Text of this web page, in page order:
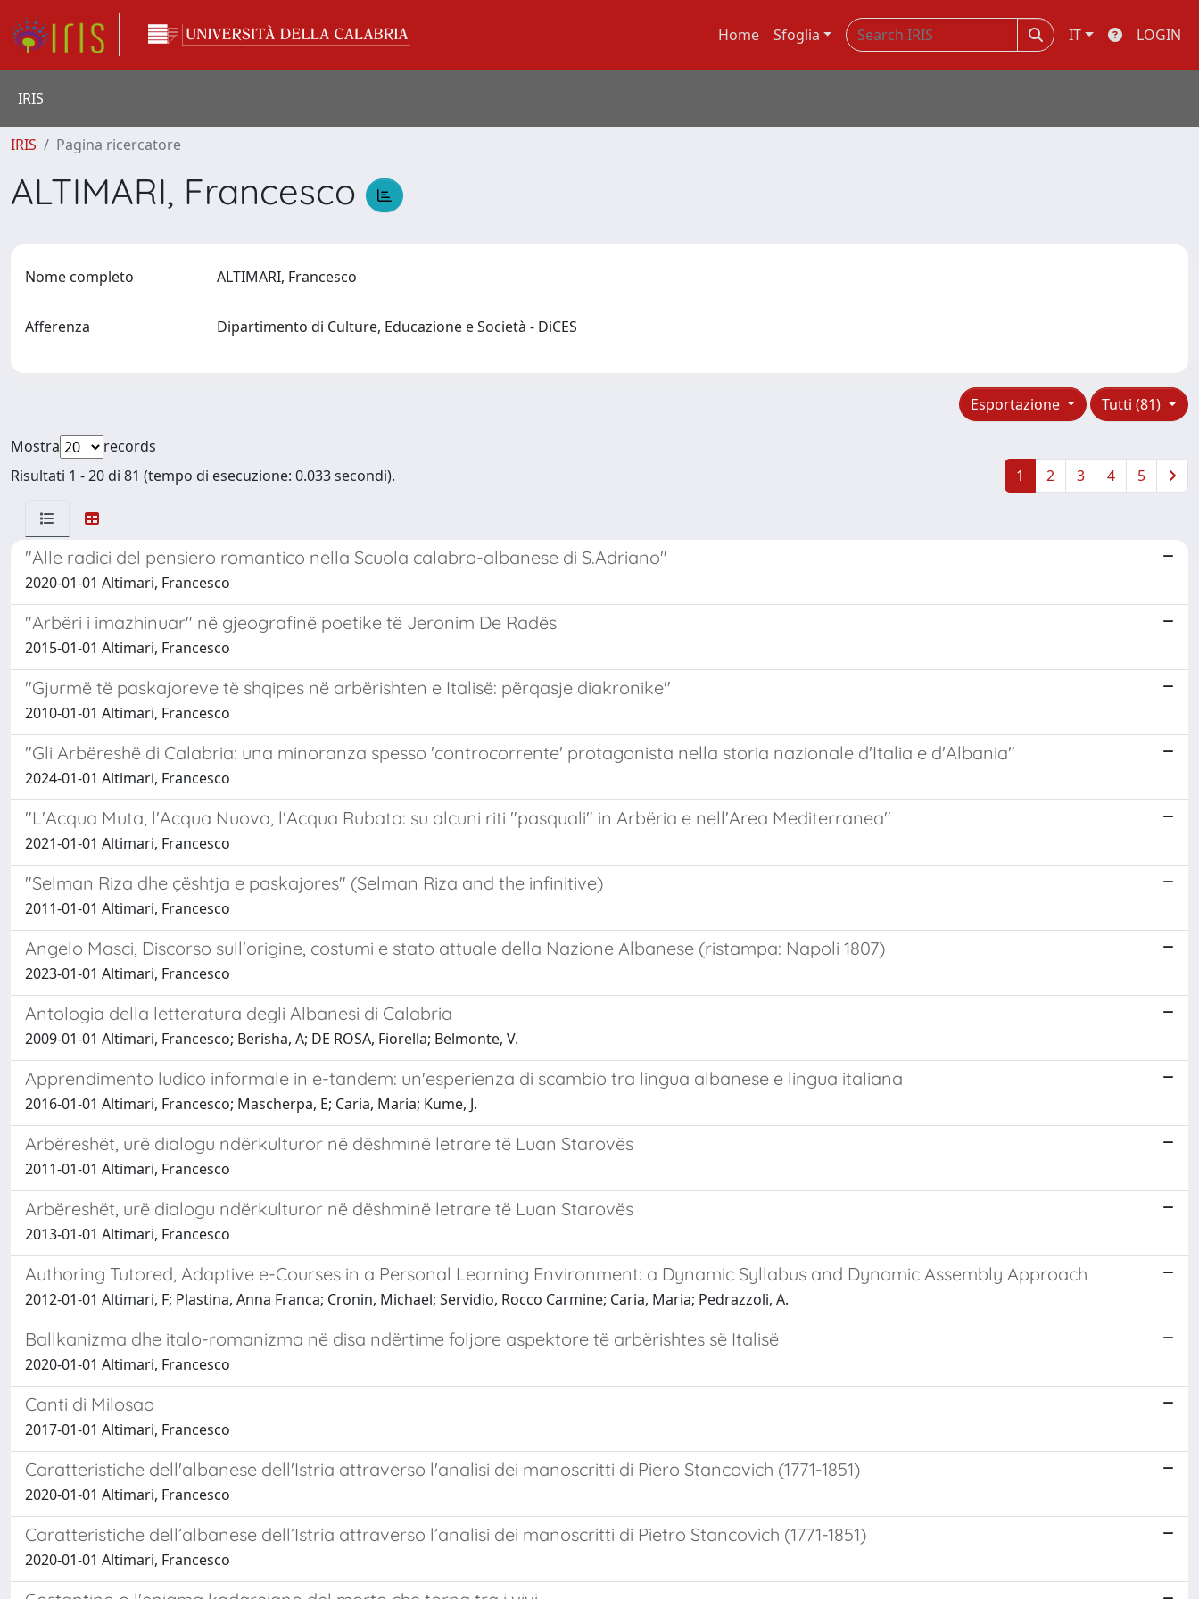
Home Sfoglia IT LOGIN
IRIS
IRIS Pagina ricercatore
ALTIMARI, Francesco
Nome completo ALTIMARI, Francesco
Afferenza Dipartimento di Culture, Educazione e Società - DiCES
Tutti (81)
Esportazione
Mostra
records
Risultati 1 - 20 di 81 (tempo di esecuzione: 0.033 secondi).
1 2 3 4 5
"Alle radici del pensiero romantico nella Scuola calabro-albanese di S.Adriano"
2020-01-01 Altimari, Francesco
"Arbëri i imazhinuar" në gjeografinë poetike të Jeronim De Radës
2015-01-01 Altimari, Francesco
"Gjurmë të paskajoreve të shqipes në arbërishten e Italisë: përqasje diakronike"
2010-01-01 Altimari, Francesco
"Gli Arbëreshë di Calabria: una minoranza spesso 'controcorrente' protagonista nella storia nazionale d'Italia e d'Albania"
2024-01-01 Altimari, Francesco
"L'Acqua Muta, l'Acqua Nuova, l'Acqua Rubata: su alcuni riti "pasquali" in Arbëria e nell'Area Mediterranea"
2021-01-01 Altimari, Francesco
"Selman Riza dhe çështja e paskajores" (Selman Riza and the infinitive)
2011-01-01 Altimari, Francesco
Angelo Masci, Discorso sull'origine, costumi e stato attuale della Nazione Albanese (ristampa: Napoli 1807)
2023-01-01 Altimari, Francesco
Antologia della letteratura degli Albanesi di Calabria
2009-01-01 Altimari, Francesco; Berisha, A; DE ROSA, Fiorella; Belmonte, V.
Apprendimento ludico informale in e-tandem: un'esperienza di scambio tra lingua albanese e lingua italiana
2016-01-01 Altimari, Francesco; Mascherpa, E; Caria, Maria; Kume, J.
Arbëreshët, urë dialogu ndërkulturor në dëshminë letrare të Luan Starovës
2011-01-01 Altimari, Francesco
Arbëreshët, urë dialogu ndërkulturor në dëshminë letrare të Luan Starovës
2013-01-01 Altimari, Francesco
Authoring Tutored, Adaptive e-Courses in a Personal Learning Environment: a Dynamic Syllabus and Dynamic Assembly Approach
2012-01-01 Altimari, F; Plastina, Anna Franca; Cronin, Michael; Servidio, Rocco Carmine; Caria, Maria; Pedrazzoli, A.
Ballkanizma dhe italo-romanizma në disa ndërtime foljore aspektore të arbërishtes së Italisë
2020-01-01 Altimari, Francesco
Canti di Milosao
2017-01-01 Altimari, Francesco
Caratteristiche dell'albanese dell'Istria attraverso l'analisi dei manoscritti di Piero Stancovich (1771-1851)
2020-01-01 Altimari, Francesco
Caratteristiche dell’albanese dell’Istria attraverso l’analisi dei manoscritti di Pietro Stancovich (1771-1851)
2020-01-01 Altimari, Francesco